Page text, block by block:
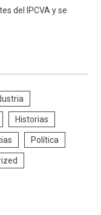
del IPCVA y se
Historias
Política